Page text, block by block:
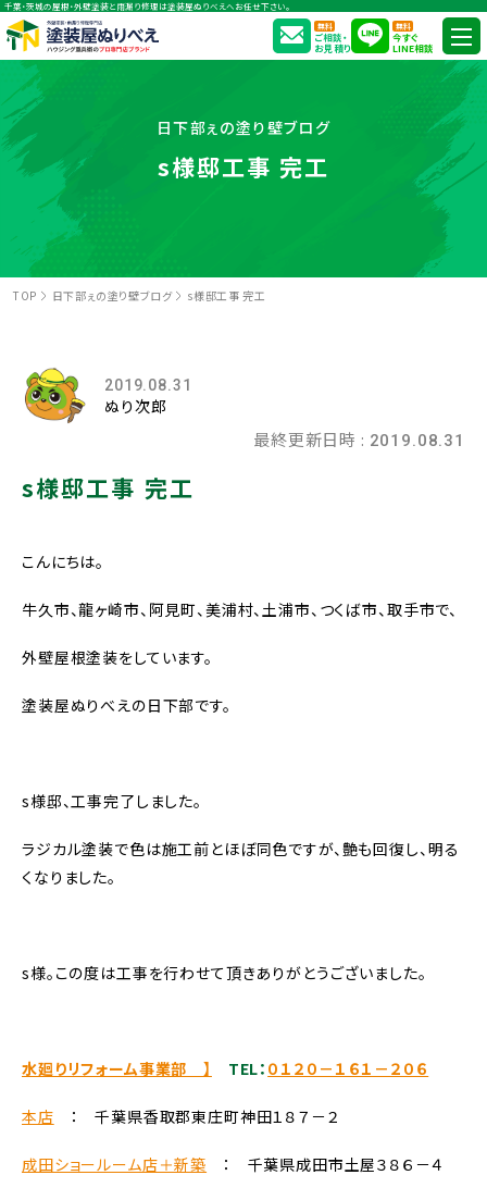
千葉・茨城の屋根・外壁塗装と雨漏り修理は塗装屋ぬりべえへお任せ下さい。
無料
ご相談・
お見積り
無料
今すぐ
LINE相談
日下部ぇの塗り壁ブログ
s様邸工事 完工
TOP 日下部ぇの塗り壁ブログ s様邸工事 完工
2019.08.31
ぬり次郎
最終更新日時 : 2019.08.31
s様邸工事 完工
こんにちは。
牛久市、龍ヶ崎市、阿見町、美浦村、土浦市、つくば市、取手市で、
外壁屋根塗装をしています。
塗装屋ぬりべえの日下部です。
s様邸、工事完了しました。
ラジカル塗装で色は施工前とほぼ同色ですが、艶も回復し、明る
くなりました。
s様。この度は工事を行わせて頂きありがとうございました。
水廻りリフォーム事業部 】 TEL： ０１２０－１６１－２０６
本店 ： 千葉県香取郡東庄町神田１８７－２
成田ショールーム店＋新築 ： 千葉県成田市土屋３８６－４